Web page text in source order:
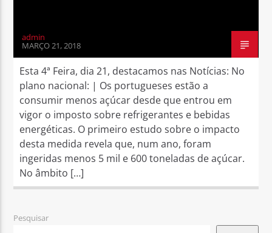
admin
MARÇO 21, 2018
Esta 4ª Feira, dia 21, destacamos nas Notícias: No
plano nacional: | Os portugueses estão a
consumir menos açúcar desde que entrou em
vigor o imposto sobre refrigerantes e bebidas
energéticas. O primeiro estudo sobre o impacto
desta medida revela que, num ano, foram
ingeridas menos 5 mil e 600 toneladas de açúcar.
No âmbito […]
Pesquisar